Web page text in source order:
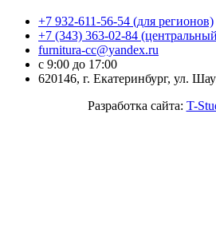
+7 932-611-56-54 (для регионов)
+7 (343) 363-02-84
furnitura-cc@yandex.ru
с 9:00 до 17:00
620146, г. Екатеринбург, ул.
Разработка сайта: T-